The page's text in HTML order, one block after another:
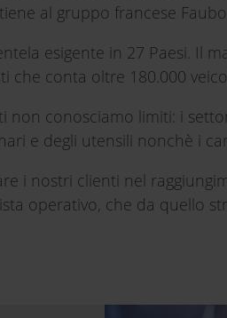
al gruppo francese
esigente in 27 Paesi. Il
che conta oltre 180.000
conosciamo limiti: i
e degli utensili nonchè i
i nostri clienti nel
operativo, che da quello